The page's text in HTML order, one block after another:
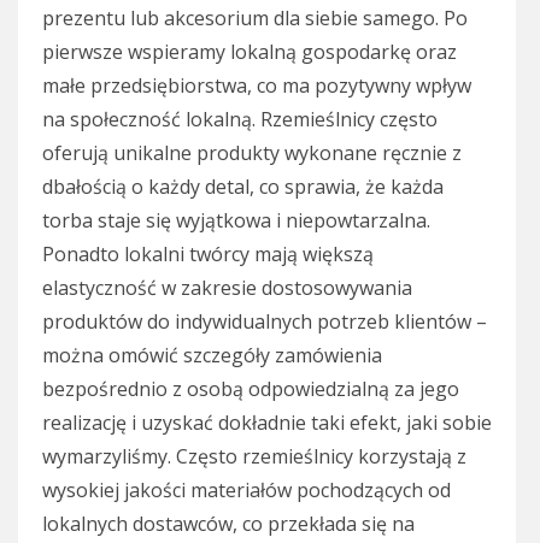
prezentu lub akcesorium dla siebie samego. Po
pierwsze wspieramy lokalną gospodarkę oraz
małe przedsiębiorstwa, co ma pozytywny wpływ
na społeczność lokalną. Rzemieślnicy często
oferują unikalne produkty wykonane ręcznie z
dbałością o każdy detal, co sprawia, że każda
torba staje się wyjątkowa i niepowtarzalna.
Ponadto lokalni twórcy mają większą
elastyczność w zakresie dostosowywania
produktów do indywidualnych potrzeb klientów –
można omówić szczegóły zamówienia
bezpośrednio z osobą odpowiedzialną za jego
realizację i uzyskać dokładnie taki efekt, jaki sobie
wymarzyliśmy. Często rzemieślnicy korzystają z
wysokiej jakości materiałów pochodzących od
lokalnych dostawców, co przekłada się na